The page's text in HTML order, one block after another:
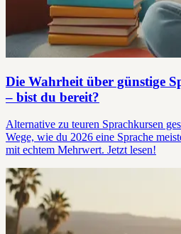
Die Wahrheit über günstige
– bist du bereit?
Alternative zu teuren Sprachkursen
Wege, wie du 2026 eine Sprache
mit echtem Mehrwert. Jetzt lesen!